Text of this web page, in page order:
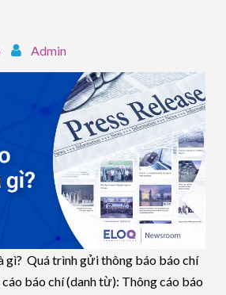
Admin
gì? Quá trình gửi thông báo báo chí
báo chí (danh từ): Thông cáo báo